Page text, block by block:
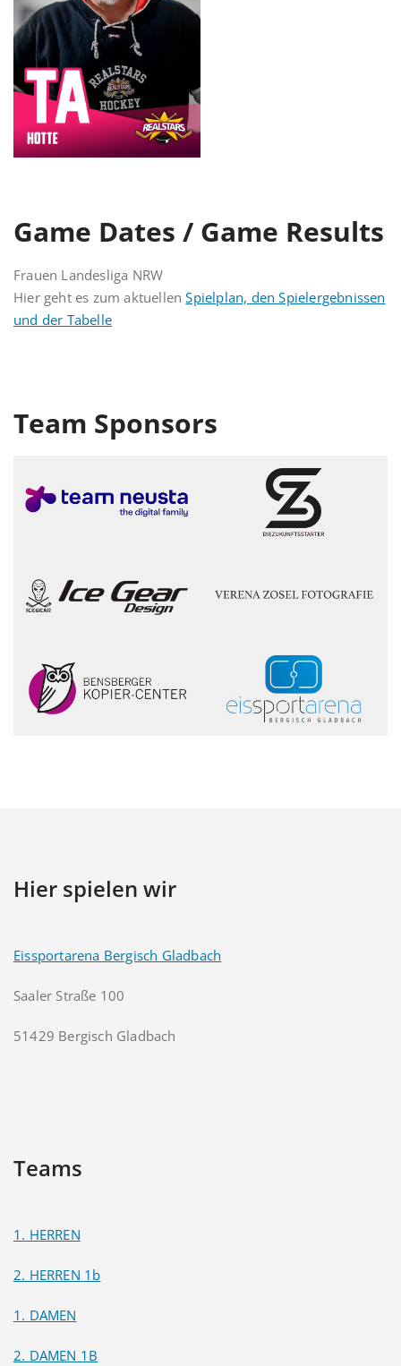
Game Dates / Game Results
Frauen Landesliga NRW
Hier geht es zum aktuellenSpielplan, den Spielergebnissen
und der Tabelle
Team Sponsors
Hier spielen wir
Eissportarena Bergisch Gladbach
Saaler Straße 100
51429 Bergisch Gladbach
Teams
1. HERREN
2. HERREN 1b
1. DAMEN
2. DAMEN 1B